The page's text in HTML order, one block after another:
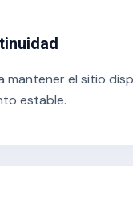
mantener el sitio
estable.